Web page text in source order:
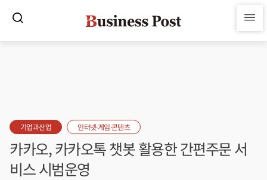
기업과산업 인터넷·게임·콘텐츠
카카오, 카카오톡 챗봇 활용한 간편주문 서
비스 시범운영